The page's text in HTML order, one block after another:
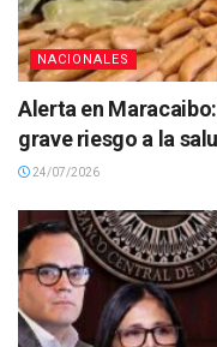
NACIONALES
Alerta en
grave riesgo a la
24/07/2026